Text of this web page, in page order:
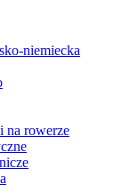
niemiecka
na rowerze